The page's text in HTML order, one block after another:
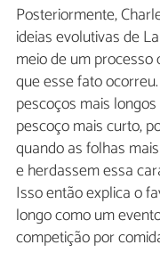
Posteriormente,
ideias evolutivas de
meio de um
que esse fato
pescoços mais
pescoço mais curto,
quando as folhas
e herdassem essa
Isso então explica o
longo como um
competição por